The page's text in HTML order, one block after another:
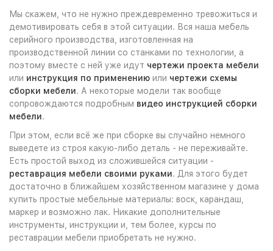
Мы скажем, что не нужно преждевременно тревожиться и
демотивировать себя в этой ситуации. Вся наша мебель
серийного производства, изготовленная на
производственной линии со станками по технологии, а
поэтому вместе с ней уже идут чертежи проекта мебели
или инструкция по применению или чертежи схемы
сборки мебели. А некоторые модели так вообще
сопровождаются подробным видео инструкцией сборки
мебели.
При этом, если всё же при сборке вы случайно немного
выведете из строя какую-либо деталь - не переживайте.
Есть простой выход из сложившейся ситуации -
реставрация мебели своими руками. Для этого будет
достаточно в ближайшем хозяйственном магазине у дома
купить простые мебельные материалы: воск, карандаш,
маркер и возможно лак. Никакие дополнительные
инструменты, инструкции и, тем более, курсы по
реставрации мебели приобретать не нужно.